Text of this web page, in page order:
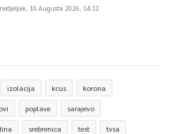
10 Augusta 2026, 14:12
izolacija kcus korona
poplave sarajevo
srebrenica test tvsa